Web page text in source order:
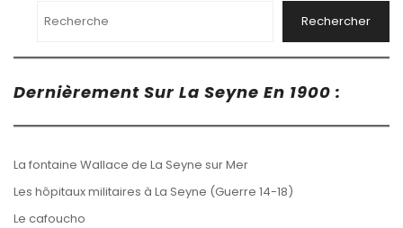
Rechercher
Dernièrement Sur La Seyne En 1900 :
La fontaine Wallace de La Seyne sur Mer
Les hôpitaux militaires à La Seyne (Guerre 14-18)
Le cafoucho